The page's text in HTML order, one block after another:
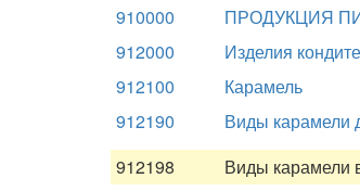
910000
ПРОДУКЦИЯ
912000
Изделия
912100
Карамель
912190
Виды карамели
912198
Виды карамели